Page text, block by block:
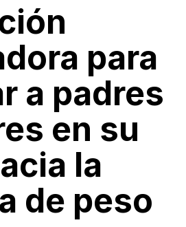
para
a padres
en su
la
de peso